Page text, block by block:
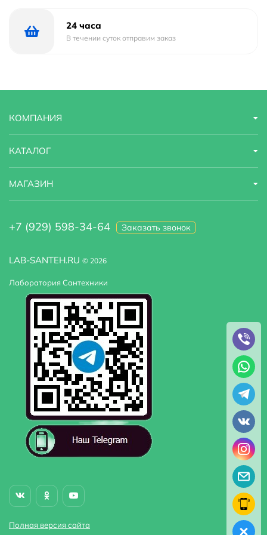
Коллекция Palomba
Тип Напольная
Высота 900 м
24 часа
В течении суток отправим заказ
LAB-SANTEH.RU © 2026
Лаборатория Сантехники
Полная версия сайта
КОМПАНИЯ
КАТАЛОГ
МАГАЗИН
+7 (929) 598-34-64 Заказать звонок